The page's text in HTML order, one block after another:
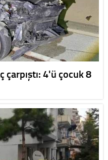
4'ü çocuk 8